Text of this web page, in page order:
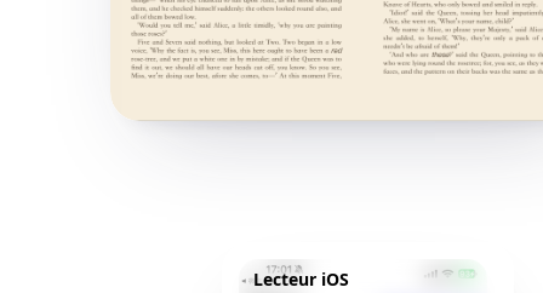
Lecteur iOS